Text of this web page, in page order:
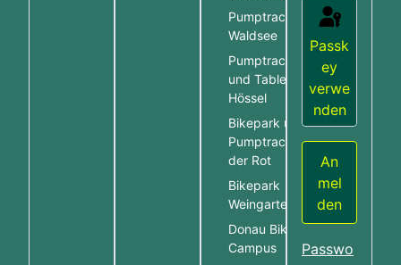
Pumptrack Bad
Waldsee
Pumptrack Hössel
und Table Line
Hössel
Bikepark und
Pumptrack Rot an
der Rot
Bikepark
Weingarten
Donau Bike
Campus
Passk
ey
verwe
nden
An
mel
den
Passwo